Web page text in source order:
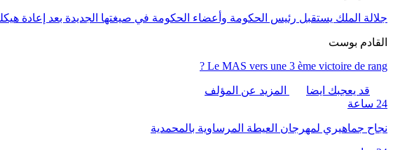
جلالة الملك يستقبل رئيس الحكومة وأعضاء الحكومة في صيغتها الجديدة بعد إعادة
القادم بوست
Le MAS vers une 3 ème victoire de rang ?
قد يعجبك ايضا
المزيد عن المؤلف
24 ساعة
نجاح جماهيري لمهرجان العيطة المرساوية بالمحمدية